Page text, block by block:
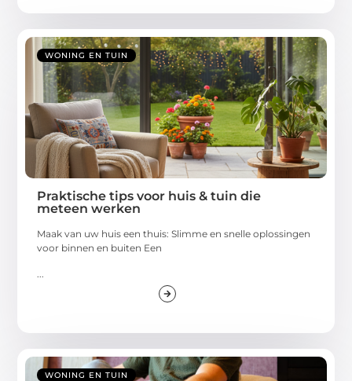
WONING EN TUIN
Praktische tips voor huis & tuin die
meteen werken
Maak van uw huis een thuis: Slimme en snelle oplossingen
voor binnen en buiten Een
WONING EN TUIN